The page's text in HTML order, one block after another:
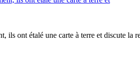
ils ont étalé une carte à terre et discute la